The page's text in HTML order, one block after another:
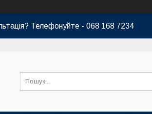
Телефонуйте - 068 168 7234